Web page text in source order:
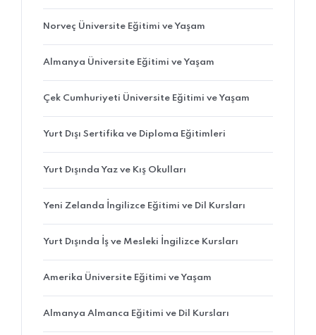
Norveç Üniversite Eğitimi ve Yaşam
Almanya Üniversite Eğitimi ve Yaşam
Çek Cumhuriyeti Üniversite Eğitimi ve Yaşam
Yurt Dışı Sertifika ve Diploma Eğitimleri
Yurt Dışında Yaz ve Kış Okulları
Yeni Zelanda İngilizce Eğitimi ve Dil Kursları
Yurt Dışında İş ve Mesleki İngilizce Kursları
Amerika Üniversite Eğitimi ve Yaşam
Almanya Almanca Eğitimi ve Dil Kursları